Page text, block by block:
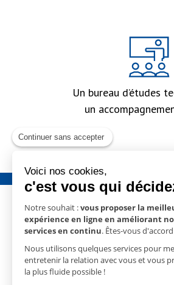
Continuer sans accepter
Voici nos cookies,
c'est vous qui
Notre souhait :vous proposer la
expérience en ligne en améliorant
services en continu. Êtes-vous
Nous utilisons quelques services pour
entretenir la relation avec vous et vous
la plus fluide possible !
Un bureau d’études
un
- 15 rue Nicolas Cugnot
67410 DRUSENHEIM
T.+33(0)3 88 18 11 18